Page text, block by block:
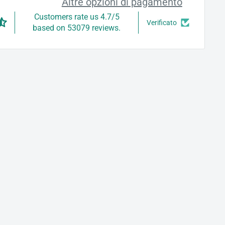
Customers rate us 4.7/5
based on 53079 reviews.
Verificato